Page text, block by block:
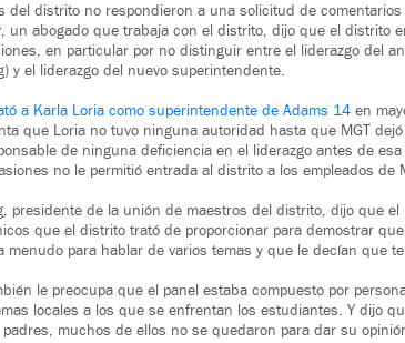
del distrito no respondieron a una solicitud de
un abogado que trabaja con el distrito, dijo que el distrito
en particular por no distinguir entre el liderazgo del
y el liderazgo del nuevo superintendente.
a Karla Loria como superintendente de Adams 14 en
que Loria no tuvo ninguna autoridad hasta que MGT
de ninguna deficiencia en el liderazgo antes de
no le permitió entrada al distrito a los empleados de
presidente de la unión de maestros del distrito, dijo que
que el distrito trató de proporcionar para demostrar
menudo para hablar de varios temas y que le decían que
le preocupa que el panel estaba compuesto por
locales a los que se enfrentan los estudiantes. Y dijo
muchos de ellos no se quedaron para dar su